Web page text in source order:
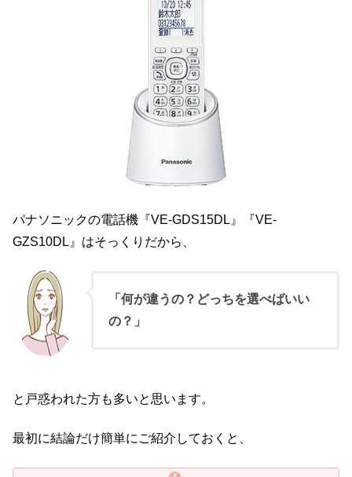
パナソニックの電話機『VE-GDS15DL』『VE-
GZS10DL』はそっくりだから、
「何が違うの？どっちを選べばいい
の？」
と戸惑われた方も多いと思います。
最初に結論だけ簡単にご紹介しておくと、